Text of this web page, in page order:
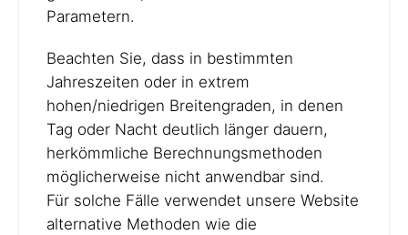
Parametern.
Beachten Sie, dass in bestimmten
Jahreszeiten oder in extrem
hohen/niedrigen Breitengraden, in denen
Tag oder Nacht deutlich länger dauern,
herkömmliche Berechnungsmethoden
möglicherweise nicht anwendbar sind.
Für solche Fälle verwendet unsere Website
alternative Methoden wie die